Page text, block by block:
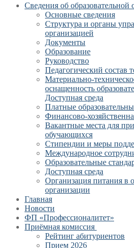
Сведения об образовательной
Основные сведения
Структура и органы
организацией
Документы
Образование
Руководство
Педагогический состав
Материально-
оснащенность
Доступная среда
Платные
Финансово-
Вакантные места для
обучающихся
Стипендии и меры
Международное
Образовательные
Доступная среда
Организация питания в
организации
Главная
Новости
ФП «Профессионалитет»
Приёмная комиссия
Рейтинг абитуриентов
Прием 2026